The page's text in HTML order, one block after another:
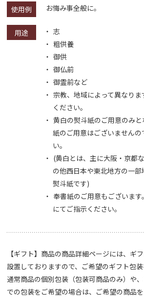
使用例 お悔み事全般に。
用途
志
粗供養
御供
御仏前
御霊前など
宗教、地域によって異なり
ください。
黄白の熨斗紙のご用意のみ
紙のご用意はございません
い。
(黄白とは、主に大阪・京都
の他西日本や東北地方の一
熨斗紙です)
奉書紙のご用意もございま
にてご指示ください。
【ギフト】商品の商品詳細ページには、ギ
設置しておりますので、ご希望のギフト包装
通常商品の個別包装（包装可商品のみ）や
での包装をご希望の場合は、ご希望の商品